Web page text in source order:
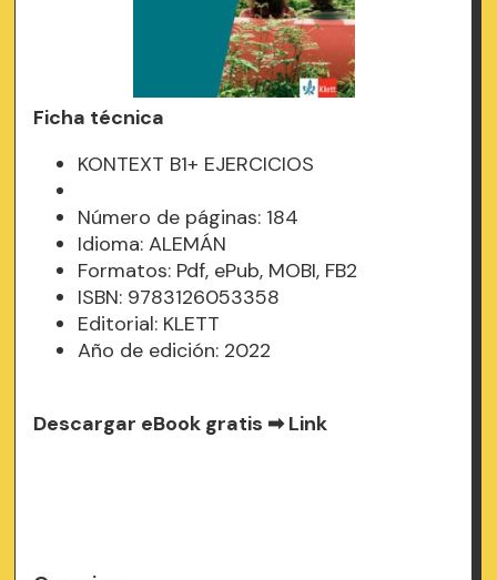
Ficha técnica
KONTEXT B1+ EJERCICIOS
Número de páginas: 184
Idioma: ALEMÁN
Formatos: Pdf, ePub, MOBI, FB2
ISBN: 9783126053358
Editorial: KLETT
Año de edición: 2022
Descargar eBook gratis ➡Link